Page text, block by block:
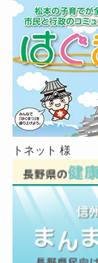
トネット 様